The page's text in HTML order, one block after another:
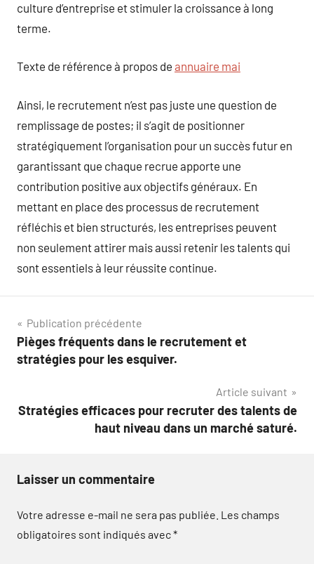
culture d’entreprise et stimuler la croissance à long
terme.
Texte de référence à propos de annuaire mai
Ainsi, le recrutement n’est pas juste une question de
remplissage de postes; il s’agit de positionner
stratégiquement l’organisation pour un succès futur en
garantissant que chaque recrue apporte une
contribution positive aux objectifs généraux. En
mettant en place des processus de recrutement
réfléchis et bien structurés, les entreprises peuvent
non seulement attirer mais aussi retenir les talents qui
sont essentiels à leur réussite continue.
Navigation
de
Publication précédente
Pièges fréquents dans le recrutement et
stratégies pour les esquiver.
Article suivant
Stratégies efficaces pour recruter des talents de
haut niveau dans un marché saturé.
Laisser un commentaire
Votre adresse e-mail ne sera pas publiée. Les champs
obligatoires sont indiqués avec*